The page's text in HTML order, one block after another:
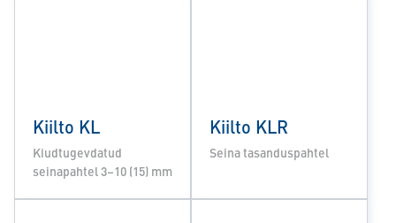
Kiilto KL
Kiudtugevdatud
seinapahtel 3–10 (15) mm
Kiilto KLR
Seina tasanduspahtel